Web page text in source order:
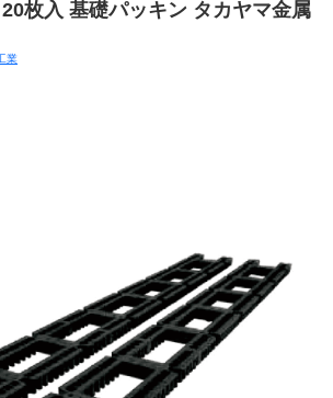
20枚入 基礎パッキン タカヤマ金属
業